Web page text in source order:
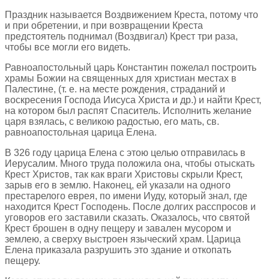
Праздник называется Воздвижением Креста, потому что
и при обретении, и при возвращении Креста
предстоятель поднимал (Воздвигал) Крест три раза,
чтобы все могли его видеть.
Равноапостольный царь Константин пожелал построить
храмы Божии на священных для христиан местах в
Палестине, (т. е. на месте рождения, страданий и
воскресения Господа Иисуса Христа и др.) и найти Крест,
на котором был распят Спаситель. Исполнить желание
царя взялась, с великою радостью, его мать, св.
равноапостольная царица Елена.
В 326 году царица Елена с этою целью отправилась в
Иерусалим. Много труда положила она, чтобы отыскать
Крест Христов, так как враги Христовы скрыли Крест,
зарыв его в землю. Наконец, ей указали на одного
престарелого еврея, по имени Иуду, который знал, где
находится Крест Господень. После долгих расспросов и
уговоров его заставили сказать. Оказалось, что святой
Крест брошен в одну пещеру и завален мусором и
землею, а сверху выстроен языческий храм. Царица
Елена приказала разрушить это здание и откопать
пещеру.